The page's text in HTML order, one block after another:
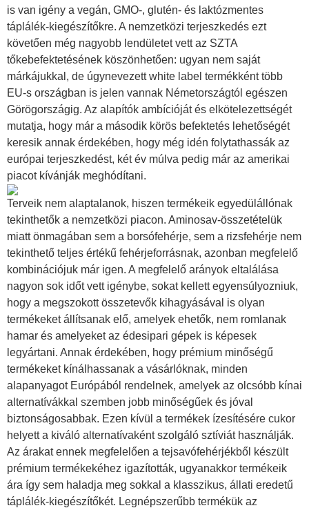
is van igény a vegán, GMO-, glutén- és laktózmentes
táplálék-kiegészítőkre. A nemzetközi terjeszkedés ezt
követően még nagyobb lendületet vett az SZTA
tőkebefektetésének köszönhetően: ugyan nem saját
márkájukkal, de úgynevezett white label termékként több
EU-s országban is jelen vannak Németországtól egészen
Görögországig. Az alapítók ambícióját és elkötelezettségét
mutatja, hogy már a második körös befektetés lehetőségét
keresik annak érdekében, hogy még idén folytathassák az
európai terjeszkedést, két év múlva pedig már az amerikai
piacot kívánják meghódítani.
Terveik nem alaptalanok, hiszen termékeik egyedülállónak
tekinthetők a nemzetközi piacon. Aminosav-összetételük
miatt önmagában sem a borsófehérje, sem a rizsfehérje nem
tekinthető teljes értékű fehérjeforrásnak, azonban megfelelő
kombinációjuk már igen. A megfelelő arányok eltalálása
nagyon sok időt vett igénybe, sokat kellett egyensúlyozniuk,
hogy a megszokott összetevők kihagyásával is olyan
termékeket állítsanak elő, amelyek ehetők, nem romlanak
hamar és amelyeket az édesipari gépek is képesek
legyártani. Annak érdekében, hogy prémium minőségű
termékeket kínálhassanak a vásárlóknak, minden
alapanyagot Európából rendelnek, amelyek az olcsóbb kínai
alternatívákkal szemben jobb minőségűek és jóval
biztonságosabbak. Ezen kívül a termékek ízesítésére cukor
helyett a kiváló alternatívaként szolgáló sztíviát használják.
Az árakat ennek megfelelően a tejsavófehérjékből készült
prémium termékekéhez igazították, ugyanakkor termékeik
ára így sem haladja meg sokkal a klasszikus, állati eredetű
táplálék-kiegészítőkét. Legnépszerűbb termékük az